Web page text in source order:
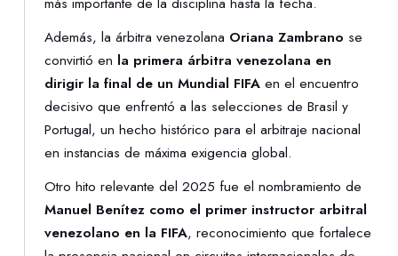
Además, la árbitra venezolana Oriana Zambrano se
convirtió en la primera árbitra venezolana en
dirigir la final de un Mundial FIFA en el encuentro
decisivo que enfrentó a las selecciones de Brasil y
Portugal, un hecho histórico para el arbitraje nacional
en instancias de máxima exigencia global.
Otro hito relevante del 2025 fue el nombramiento de
Manuel Benítez como el primer instructor arbitral
venezolano en la FIFA, reconocimiento que fortalece